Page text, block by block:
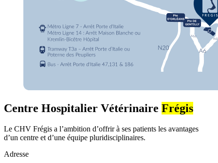
Centre Hospitalier Vétérinaire Frégis
Le CHV Frégis a l’ambition d’offrir à ses patients les avantages
d’un centre et d’une équipe pluridisciplinaires.
Adresse